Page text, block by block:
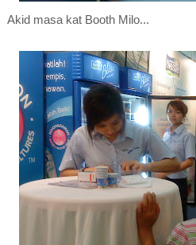
Akid masa kat Booth Milo...